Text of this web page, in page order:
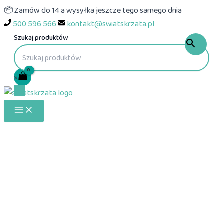
Przejdź
do
treści
📦 Zamów do 14 a wysyłka jeszcze tego samego dnia
500 596 566
kontakt@swiatskrzata.pl
Szukaj produktów
×
Main
Menu